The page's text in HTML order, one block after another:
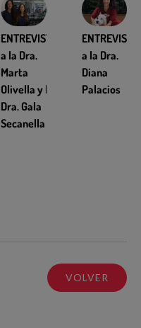
ENTREVISTA
a la Dra.
Marta
Olivella y la
Dra. Gala
Secanella
ENTREVISTA
a la Dra.
Diana
Palacios
VOLVER